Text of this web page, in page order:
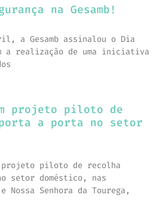
na Gesamb!
a Gesamb assinalou o Dia
a realização de uma iniciativa
projeto piloto de
a porta no setor
projeto piloto de recolha
setor doméstico, nas
Senhora da Tourega,